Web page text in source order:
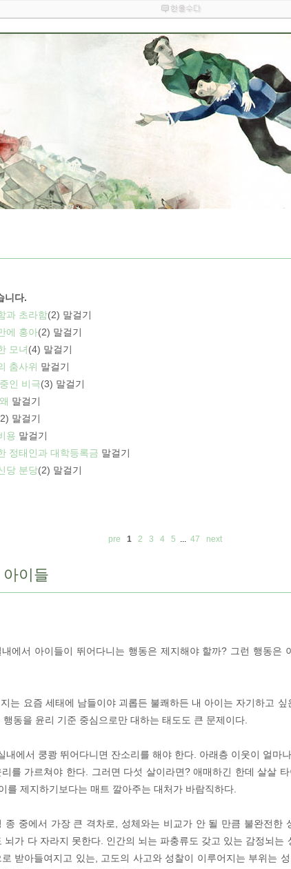
니다.
과 초라함(2) 말걸기
에 홍아(2) 말걸기
모녀(4) 말걸기
춤사위 말걸기
인 비극(3) 말걸기
말걸기
말걸기
용 말걸기
정태인과 대학등록금 말걸기
당 분당(2) 말걸기
pre 1 2 3 4 5 ... 47 next
이들
에서 아이들이 뛰어다니는 행동은 제지해야 할까? 그런 행동은
는 요즘 세태에 남들이야 괴롭든 불쾌하든 내 아이는 자기하고
동을 윤리 기준 중심으로만 대하는 태도도 큰 문제이다.
내에서 쿵쾅 뛰어다니면 잔소리를 해야 한다. 아래층 이웃이 얼마
를 가르쳐야 한다. 그러면 다섯 살이라면? 애매하긴 한데 살살
를 제지하기보다는 매트 깔아주는 대처가 바람직하다.
종 중에서 가장 큰 격차로, 성체와는 비교가 안 될 만큼 불완전한
뇌가 다 자라지 못한다. 인간의 뇌는 파충류도 갖고 있는 감정뇌는
받아들여지고 있는, 고도의 사고와 성찰이 이루어지는 부위는